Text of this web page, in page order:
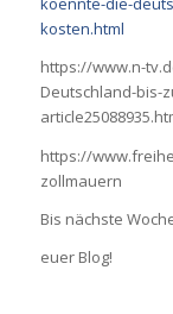
kosten.html
https://www.n-
Deutschland-bis-
https://
zollmauern
Bis nächste
euer Blog!